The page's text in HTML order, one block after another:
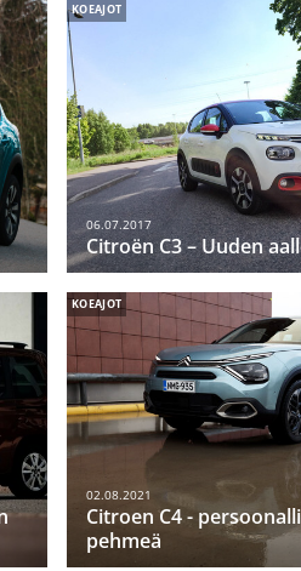
KOEAJOT
06.07.2017
Citroën C3 – Uuden
KOEAJOT
02.08.2021
Citroen C4 -
pehmeä